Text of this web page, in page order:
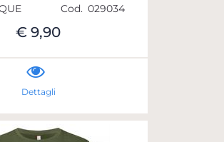
Cod. 029034
€ 9,90
Dettagli